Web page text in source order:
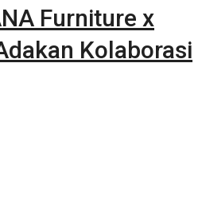
Furniture x
Kolaborasi